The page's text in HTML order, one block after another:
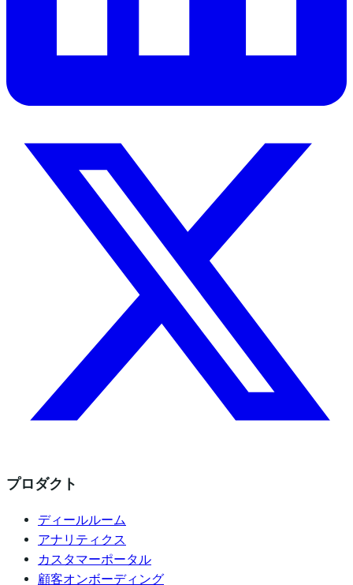
プロダクト
ディールルーム
アナリティクス
カスタマーポータル
顧客オンボーディング